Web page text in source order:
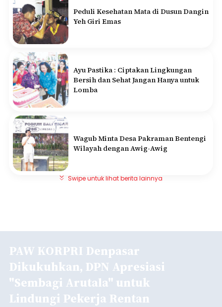
Peduli Kesehatan Mata di Dusun Dangin
Yeh Giri Emas
Ayu Pastika : Ciptakan Lingkungan
Bersih dan Sehat Jangan Hanya untuk
Lomba
Wagub Minta Desa Pakraman Bentengi
Wilayah dengan Awig-Awig
Swipe untuk lihat berita lainnya
PAW KORPRI Denpasar
Dikukuhkan, DPN Apresiasi
"Sembagi Arutala" untuk
Lindungi Pekerja Rentan